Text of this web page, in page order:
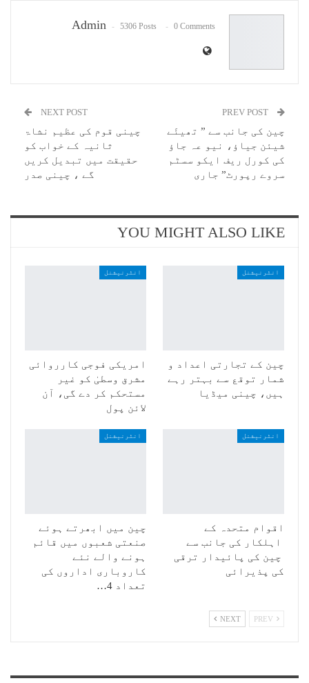
Admin 5306 Posts 0 Comments
چین کی جانب سے ” تھیئَے
شیئن جیاؤ، نیو عہ جاؤ
کی کورل ریف ایکو سسٹم
سروے رپورٹ” جاری
NEXT POST
چینی قوم کی عظیم نشاۃ
ثانیہ کے خواب کو
حقیقت میں تبدیل کریں
گے ، چینی صدر
YOU MIGHT ALSO LIKE
انٹرنیشنل
چین کے تجارتی اعداد و
شمار توقع سے بہتر رہے
ہیں، چینی میڈیا
انٹرنیشنل
امریکی فوجی کارروائی
مشرق وسطیٰ کو غیر
مستحکم کر دے گی، آن
لائن پول
انٹرنیشنل
اقوام متحدہ کے
اہلکار کی جانب سے
چین کی پائیدار ترقی
کی پذیرائی
انٹرنیشنل
چین میں ابھرتے ہوئے
صنعتی شعبوں میں قائم
ہونے والے نئے
کاروباری اداروں کی
تعداد 4…
NEXT